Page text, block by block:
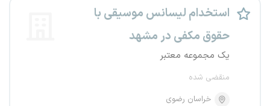
استخدام لیسانس موسیقی با
حقوق مکفی در مشهد
یک مجموعه معتبر
منقضی شده
خراسان رضوی